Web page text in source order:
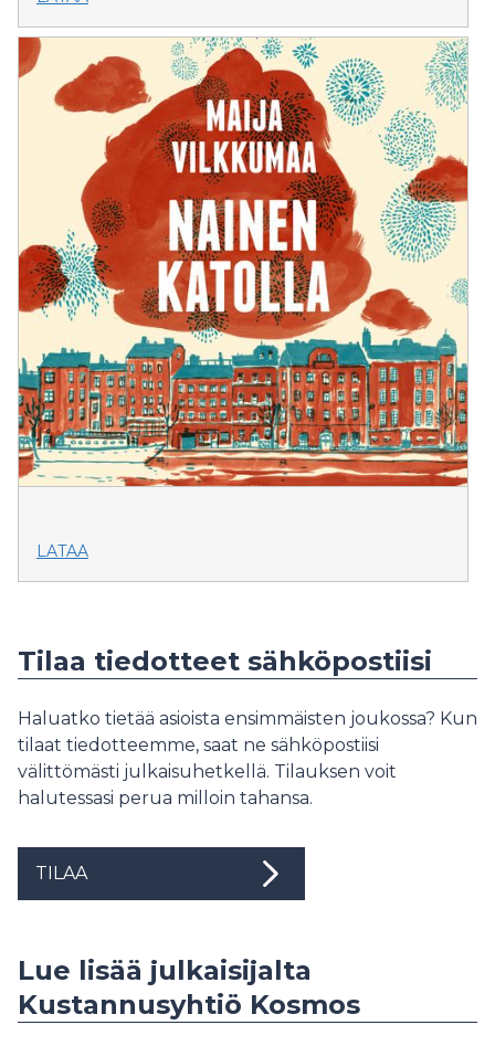
LATAA
Tilaa tiedotteet sähköpostiisi
Haluatko tietää asioista ensimmäisten joukossa? Kun
tilaat tiedotteemme, saat ne sähköpostiisi
välittömästi julkaisuhetkellä. Tilauksen voit
halutessasi perua milloin tahansa.
TILAA
Lue lisää julkaisijalta
Kustannusyhtiö Kosmos